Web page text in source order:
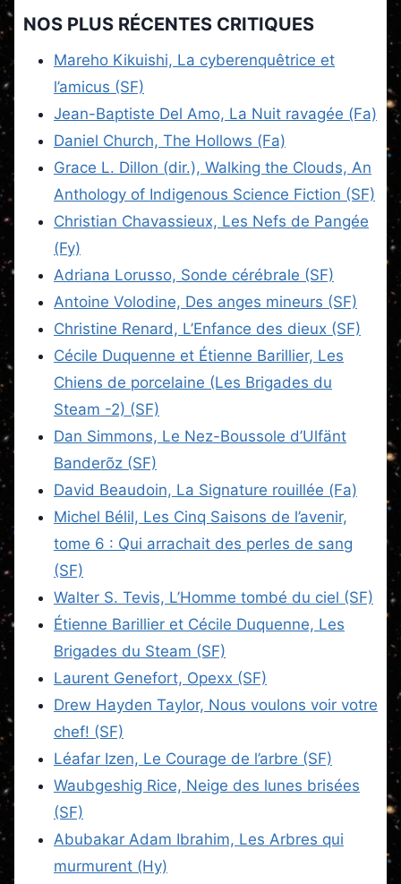
NOS PLUS RÉCENTES CRITIQUES
Mareho Kikuishi, La cyberenquêtrice et
l’amicus (SF)
Jean-Baptiste Del Amo, La Nuit ravagée (Fa)
Daniel Church, The Hollows (Fa)
Grace L. Dillon (dir.), Walking the Clouds, An
Anthology of Indigenous Science Fiction (SF)
Christian Chavassieux, Les Nefs de Pangée
(Fy)
Adriana Lorusso, Sonde cérébrale (SF)
Antoine Volodine, Des anges mineurs (SF)
Christine Renard, L’Enfance des dieux (SF)
Cécile Duquenne et Étienne Barillier, Les
Chiens de porcelaine (Les Brigades du
Steam -2) (SF)
Dan Simmons, Le Nez-Boussole d’Ulfänt
Banderõz (SF)
David Beaudoin, La Signature rouillée (Fa)
Michel Bélil, Les Cinq Saisons de l’avenir,
tome 6 : Qui arrachait des perles de sang
(SF)
Walter S. Tevis, L’Homme tombé du ciel (SF)
Étienne Barillier et Cécile Duquenne, Les
Brigades du Steam (SF)
Laurent Genefort, Opexx (SF)
Drew Hayden Taylor, Nous voulons voir votre
chef! (SF)
Léafar Izen, Le Courage de l’arbre (SF)
Waubgeshig Rice, Neige des lunes brisées
(SF)
Abubakar Adam Ibrahim, Les Arbres qui
murmurent (Hy)